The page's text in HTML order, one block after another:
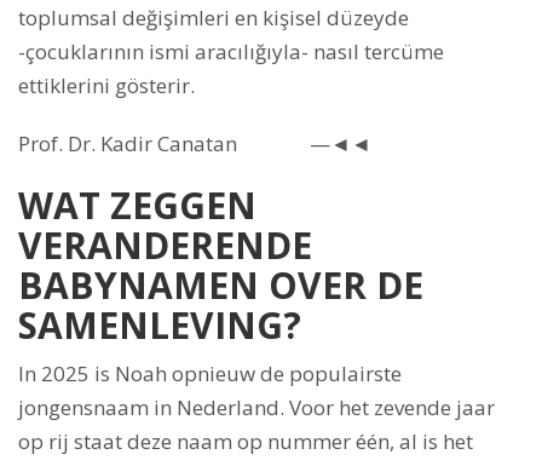
toplumsal değişimleri en kişisel düzeyde
-çocuklarının ismi aracılığıyla- nasıl tercüme
ettiklerini gösterir.
Prof. Dr. Kadir Canatan —◄◄
WAT ZEGGEN
VERANDERENDE
BABYNAMEN OVER DE
SAMENLEVING?
In 2025 is Noah opnieuw de populairste
jongensnaam in Nederland. Voor het zevende jaar
op rij staat deze naam op nummer één, al is het